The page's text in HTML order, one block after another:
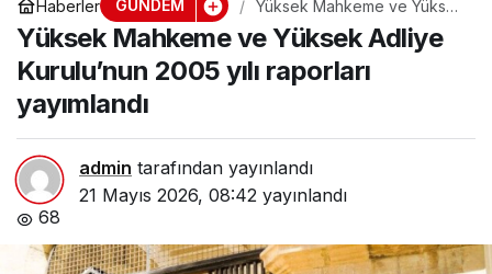
Haberler GÜNDEM
Yüksek Mahkeme ve Yüksek
Adliye Kurulu’nun 2005 yılı
raporları yayımlandı
Yüksek Mahkeme ve Yüksek Adliye
Kurulu’nun 2005 yılı raporları
yayımlandı
admin tarafından yayınlandı
21 Mayıs 2026, 08:42 yayınlandı
68